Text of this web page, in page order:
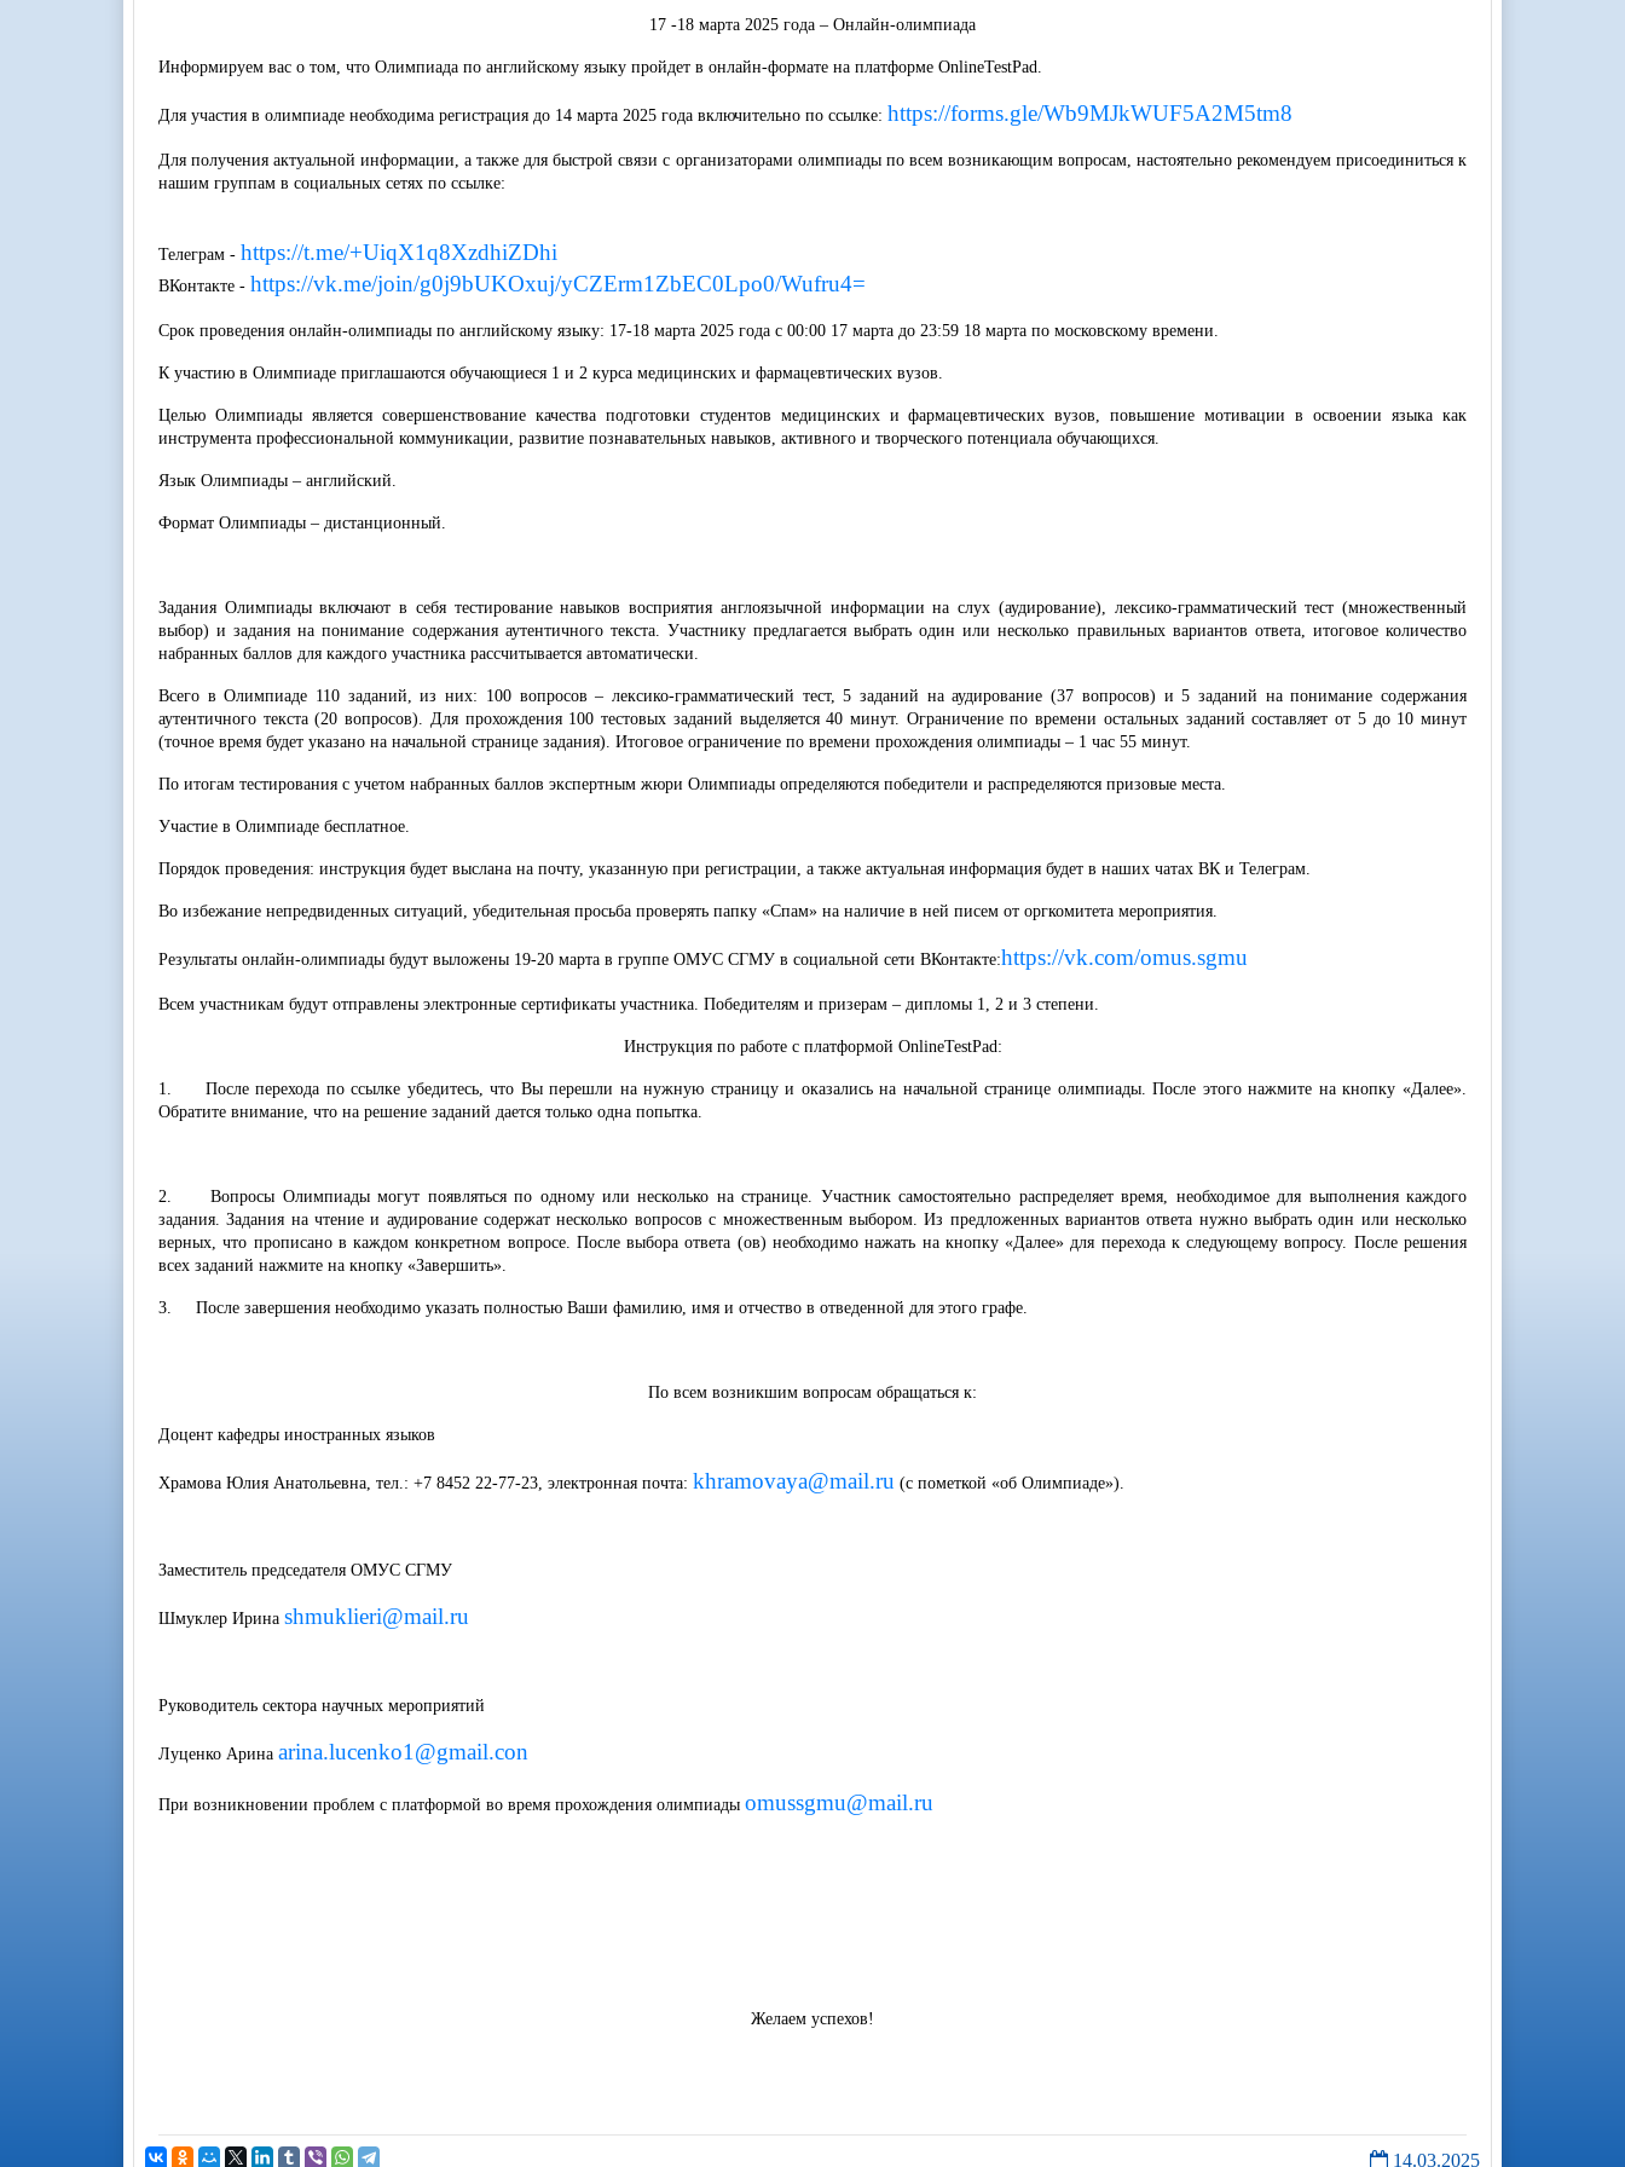
17 -18 марта 2025 года – Онлайн-олимпиада
Информируем вас о том, что Олимпиада по английскому языку пройдет в онлайн-формате на платформе OnlineTestPad.
Для участия в олимпиаде необходима регистрация до 14 марта 2025 года включительно по ссылке: https://forms.gle/Wb9MJkWUF5A2M5tm8
Для получения актуальной информации, а также для быстрой связи с организаторами олимпиады по всем возникающим вопросам, настоятельно рекомендуем присоединиться к
нашим группам в социальных сетях по ссылке:
Телеграм - https://t.me/+UiqX1q8XzdhiZDhi
ВКонтакте - https://vk.me/join/g0j9bUKOxuj/yCZErm1ZbEC0Lpo0/Wufru4=
Срок проведения онлайн-олимпиады по английскому языку: 17-18 марта 2025 года с 00:00 17 марта до 23:59 18 марта по московскому времени.
К участию в Олимпиаде приглашаются обучающиеся 1 и 2 курса медицинских и фармацевтических вузов.
Целью Олимпиады является совершенствование качества подготовки студентов медицинских и фармацевтических вузов, повышение мотивации в освоении языка как
инструмента профессиональной коммуникации, развитие познавательных навыков, активного и творческого потенциала обучающихся.
Язык Олимпиады – английский.
Формат Олимпиады – дистанционный.
Задания Олимпиады включают в себя тестирование навыков восприятия англоязычной информации на слух (аудирование), лексико-грамматический тест (множественный
выбор) и задания на понимание содержания аутентичного текста. Участнику предлагается выбрать один или несколько правильных вариантов ответа, итоговое количество
набранных баллов для каждого участника рассчитывается автоматически.
Всего в Олимпиаде 110 заданий, из них: 100 вопросов – лексико-грамматический тест, 5 заданий на аудирование (37 вопросов) и 5 заданий на понимание содержания
аутентичного текста (20 вопросов). Для прохождения 100 тестовых заданий выделяется 40 минут. Ограничение по времени остальных заданий составляет от 5 до 10 минут
(точное время будет указано на начальной странице задания). Итоговое ограничение по времени прохождения олимпиады – 1 час 55 минут.
По итогам тестирования с учетом набранных баллов экспертным жюри Олимпиады определяются победители и распределяются призовые места.
Участие в Олимпиаде бесплатное.
Порядок проведения: инструкция будет выслана на почту, указанную при регистрации, а также актуальная информация будет в наших чатах ВК и Телеграм.
Во избежание непредвиденных ситуаций, убедительная просьба проверять папку «Спам» на наличие в ней писем от оргкомитета мероприятия.
Результаты онлайн-олимпиады будут выложены 19-20 марта в группе ОМУС СГМУ в социальной сети ВКонтакте:https://vk.com/omus.sgmu
Всем участникам будут отправлены электронные сертификаты участника. Победителям и призерам – дипломы 1, 2 и 3 степени.
Инструкция по работе с платформой OnlineTestPad:
1. После перехода по ссылке убедитесь, что Вы перешли на нужную страницу и оказались на начальной странице олимпиады. После этого нажмите на кнопку «Далее».
Обратите внимание, что на решение заданий дается только одна попытка.
2. Вопросы Олимпиады могут появляться по одному или несколько на странице. Участник самостоятельно распределяет время, необходимое для выполнения каждого
задания. Задания на чтение и аудирование содержат несколько вопросов с множественным выбором. Из предложенных вариантов ответа нужно выбрать один или несколько
верных, что прописано в каждом конкретном вопросе. После выбора ответа (ов) необходимо нажать на кнопку «Далее» для перехода к следующему вопросу. После решения
всех заданий нажмите на кнопку «Завершить».
3. После завершения необходимо указать полностью Ваши фамилию, имя и отчество в отведенной для этого графе.
По всем возникшим вопросам обращаться к:
Доцент кафедры иностранных языков
Храмова Юлия Анатольевна, тел.: +7 8452 22-77-23, электронная почта: khramovaya@mail.ru (с пометкой «об Олимпиаде»).
Заместитель председателя ОМУС СГМУ
Шмуклер Ирина shmuklieri@mail.ru
Руководитель сектора научных мероприятий
Луценко Арина arina.lucenko1@gmail.con
При возникновении проблем с платформой во время прохождения олимпиады omussgmu@mail.ru
Желаем успехов!
14.03.2025